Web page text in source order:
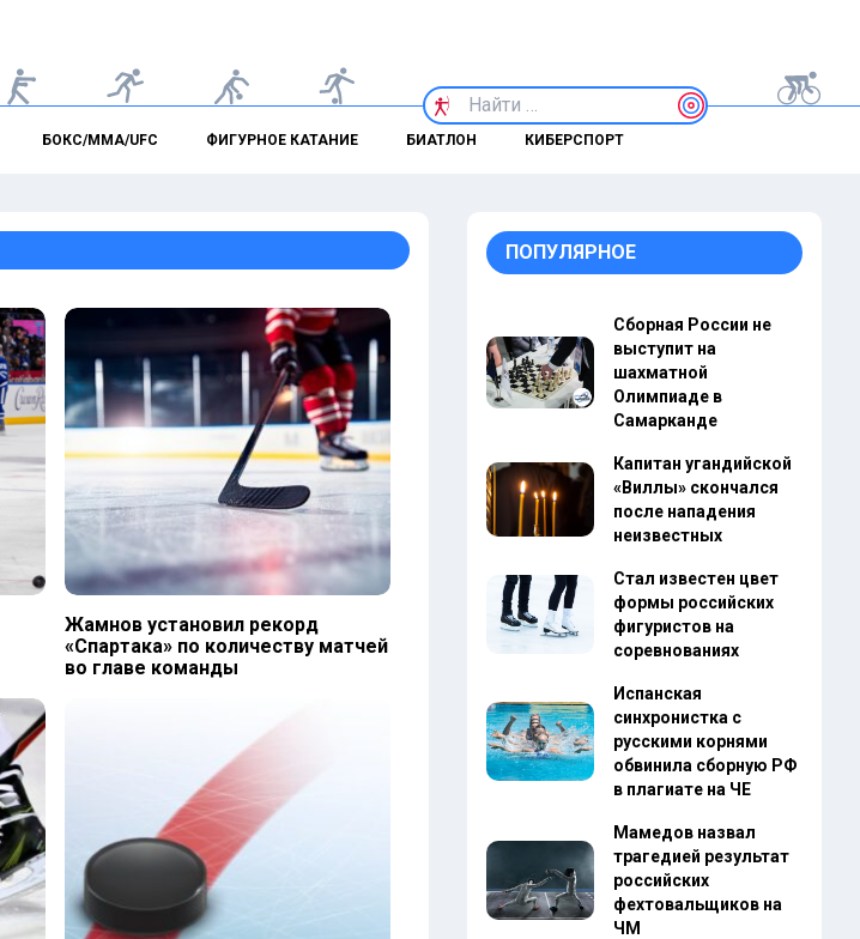
БОКС/ММА/UFC ФИГУРНОЕ КАТАНИЕ БИАТЛОН КИБЕРСПОРТ
Жамнов установил рекорд
«Спартака» по количеству матчей
во главе команды
ПОПУЛЯРНОЕ
Сборная России не
выступит на
шахматной
Олимпиаде в
Самарканде
Капитан угандийской
«Виллы» скончался
после нападения
неизвестных
Стал известен цвет
формы российских
фигуристов на
соревнованиях
Испанская
синхронистка с
русскими корнями
обвинила сборную РФ
в плагиате на ЧЕ
Мамедов назвал
трагедией результат
российских
фехтовальщиков на
ЧМ